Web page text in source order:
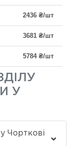
2436 ₴/шт
3681 ₴/шт
5784 ₴/шт
У
Чорткові